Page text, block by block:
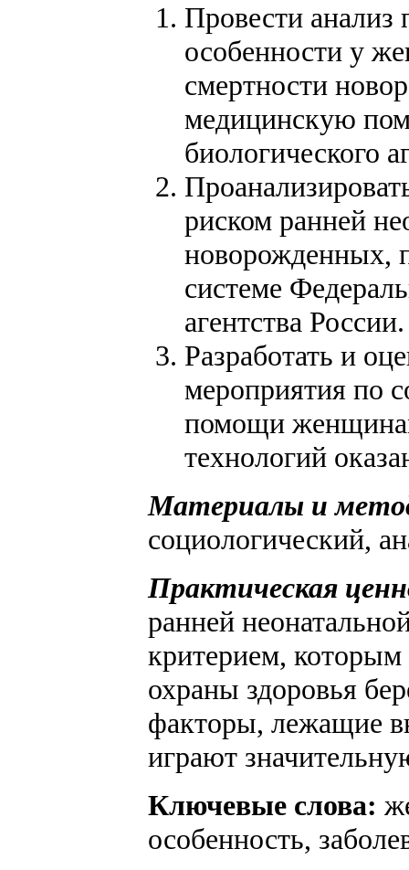
Провести анализ
особенности у
смертности
медицинскую
биологического
риском ранней
новорожденных,
системе
агентства России.
Разработать и
мероприятия по
помощи
технологий
Материалы и
социологический,
Практическая
ранней
критерием,
охраны здоровья
факторы, лежащие
играют
Ключевые слова:
особенность,